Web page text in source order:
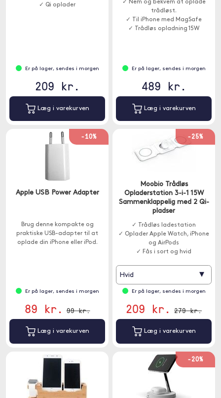
✓ Qi oplader
Er på lager, sendes i morgen
209 kr.
Læg i varekurven
✓ Nem og bekvem at oplade
trådløst.
✓ Til iPhone med MagSafe
✓ Trådløs opladning 15W
Er på lager, sendes i morgen
489 kr.
Læg i varekurven
-10%
Apple USB Power Adapter
Brug denne kompakte og
praktiske USB-adapter til at
oplade din iPhone eller iPod.
Er på lager, sendes i morgen
89 kr. 99 kr.
Læg i varekurven
-25%
Moobio Trådløs
Opladerstation 3-i-1 15W
Sammenklappelig med 2 Qi-
pladser
✓ Trådløs ladestation
✓ Oplader Apple Watch, iPhone
og AirPods
✓ Fås i sort og hvid
Hvid ▾
Er på lager, sendes i morgen
209 kr. 279 kr.
Læg i varekurven
-20%